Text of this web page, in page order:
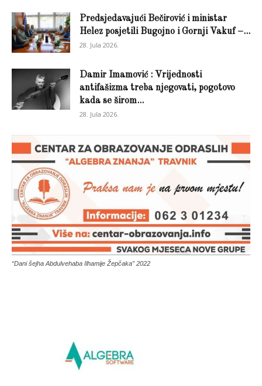
Predsjedavajući Bečirović i ministar
Helez posjetili Bugojno i Gornji Vakuf –...
28. Jula 2026.
Damir Imamović : Vrijednosti
antifašizma treba njegovati, pogotovo
kada se širom...
28. Jula 2026.
“Dani šejha Abdulvehaba Ilhamije Žepčaka” 2022